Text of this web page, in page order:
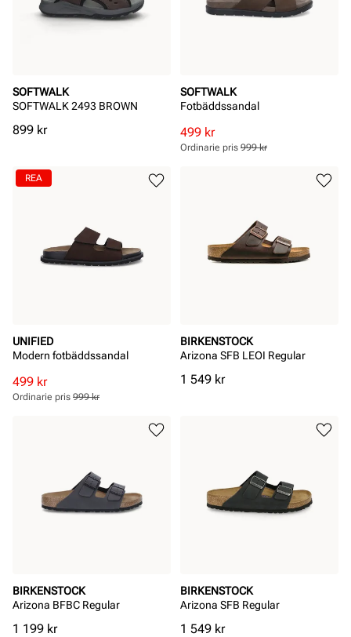
SOFTWALK
SOFTWALK 2493 BROWN
Pris
899 kr
SOFTWALK
Fotbäddssandal
Rabatterat
pris
499 kr
Ordinarie
pris
Ordinarie pris 999 kr
UNIFIED
Modern fotbäddssandal
Rabatterat
pris
499 kr
Ordinarie
pris
Ordinarie pris 999 kr
REA
BIRKENSTOCK
Arizona SFB LEOI Regular
Pris
1 549 kr
BIRKENSTOCK
Arizona BFBC Regular
Pris
1 199 kr
BIRKENSTOCK
Arizona SFB Regular
Pris
1 549 kr